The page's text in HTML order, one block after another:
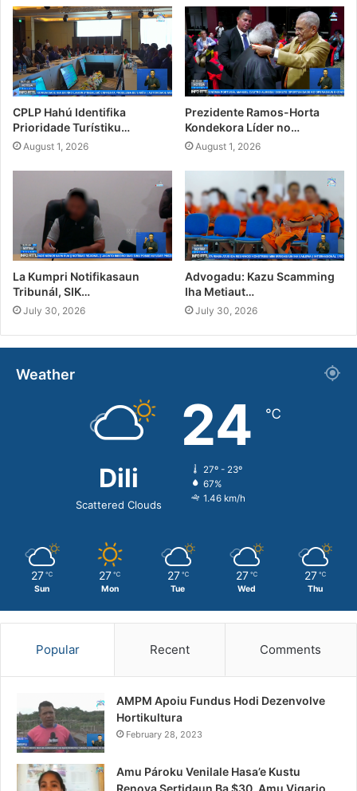
CPLP Hahú Identifika
Prioridade Turístiku…
August 1, 2026
Prezidente Ramos-Horta
Kondekora Líder no…
August 1, 2026
La Kumpri Notifikasaun
Tribunál, SIK…
July 30, 2026
Advogadu: Kazu Scamming
Iha Metiaut…
July 30, 2026
Weather
Dili
Scattered Clouds
24 ℃
27º - 23º
67%
1.46 km/h
27 ℃
Sun
27 ℃
Mon
27 ℃
Tue
27 ℃
Wed
27 ℃
Thu
Popular Recent Comments
AMPM Apoiu Fundus Hodi Dezenvolve
Hortikultura
February 28, 2023
Amu Pároku Venilale Hasa’e Kustu
Renova Sertidaun Ba $30, Amu Vigario